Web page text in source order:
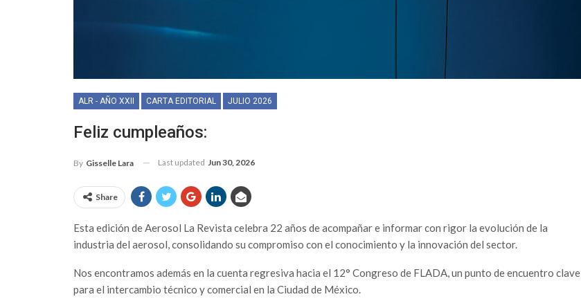
ALR - AÑO XXII CARTA EDITORIAL JULIO 2026
Feliz cumpleaños:
By Gisselle Lara Last updated Jun 30, 2026
Share
Esta edición de Aerosol La Revista celebra 22 años de acompañar e informar con rigor la evolución de la
industria del aerosol, consolidando su compromiso con el conocimiento y la innovación del sector.
Nos encontramos además en la cuenta regresiva hacia el 12° Congreso de FLADA, un punto de encuentro clave
para el intercambio técnico y comercial en la Ciudad de México.